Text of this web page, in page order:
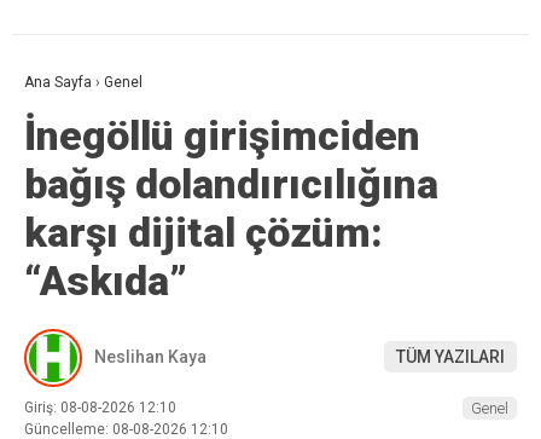
Ana Sayfa › Genel
İnegöllü girişimciden
bağış dolandırıcılığına
karşı dijital çözüm:
“Askıda”
Neslihan Kaya TÜM YAZILARI
Giriş: 08-08-2026 12:10
Güncelleme: 08-08-2026 12:10
Genel